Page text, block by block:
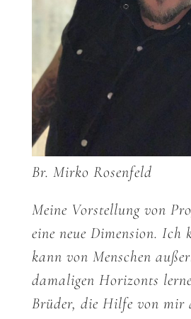
Br. Mirko Rosenfeld
Meine Vorstellung von
eine neue Dimension. Ich
kann von Menschen
damaligen Horizonts
Brüder, die Hilfe von mir